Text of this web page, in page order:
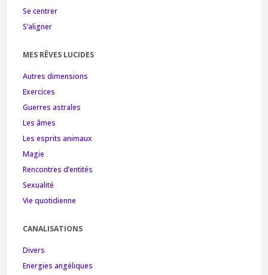
Se centrer
S’aligner
MES RÊVES LUCIDES
Autres dimensions
Exercices
Guerres astrales
Les âmes
Les esprits animaux
Magie
Rencontres d’entités
Sexualité
Vie quotidienne
CANALISATIONS
Divers
Energies angéliques